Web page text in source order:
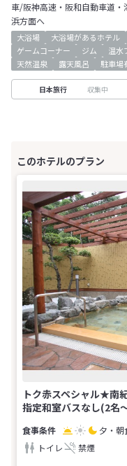
車/阪神高速・阪和自動車道
浜方面へ
大浴場 大浴場があるホテル
ゲームコーナー
ジム 温水
天然温泉
露天風呂 駐車場
日本旅行 収集中
トク赤スペシャル★
指定和室バスなし(2名
夕・朝
トイレ
禁煙